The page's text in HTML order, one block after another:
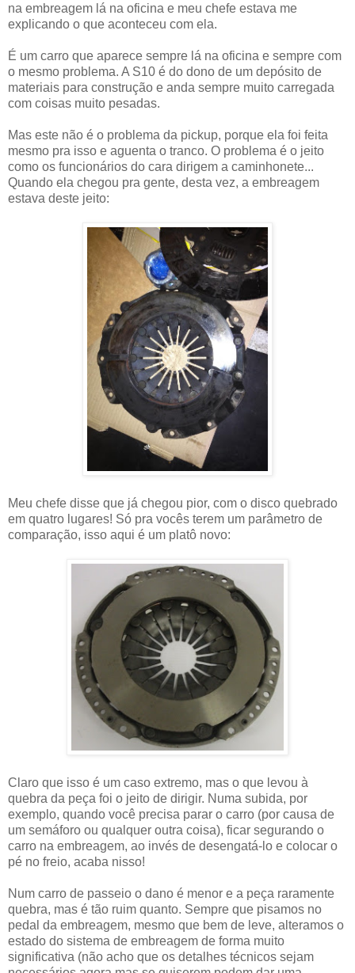
na embreagem lá na oficina e meu chefe estava me
explicando o que aconteceu com ela.
É um carro que aparece sempre lá na oficina e sempre com
o mesmo problema. A S10 é do dono de um depósito de
materiais para construção e anda sempre muito carregada
com coisas muito pesadas.
Mas este não é o problema da pickup, porque ela foi feita
mesmo pra isso e aguenta o tranco. O problema é o jeito
como os funcionários do cara dirigem a caminhonete...
Quando ela chegou pra gente, desta vez, a embreagem
estava deste jeito:
Meu chefe disse que já chegou pior, com o disco quebrado
em quatro lugares! Só pra vocês terem um parâmetro de
comparação, isso aqui é um platô novo:
Claro que isso é um caso extremo, mas o que levou à
quebra da peça foi o jeito de dirigir. Numa subida, por
exemplo, quando você precisa parar o carro (por causa de
um semáforo ou qualquer outra coisa), ficar segurando o
carro na embreagem, ao invés de desengatá-lo e colocar o
pé no freio, acaba nisso!
Num carro de passeio o dano é menor e a peça raramente
quebra, mas é tão ruim quanto. Sempre que pisamos no
pedal da embreagem, mesmo que bem de leve, alteramos o
estado do sistema de embreagem de forma muito
significativa (não acho que os detalhes técnicos sejam